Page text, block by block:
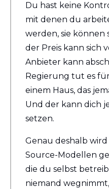
Du hast keine
mit denen du
werden, sie können
der Preis kann sich
Anbieter kann
Regierung tut es
einem Haus, das
Und der kann dich
setzen.
Genau deshalb
Source-Modellen
die du selbst
niemand